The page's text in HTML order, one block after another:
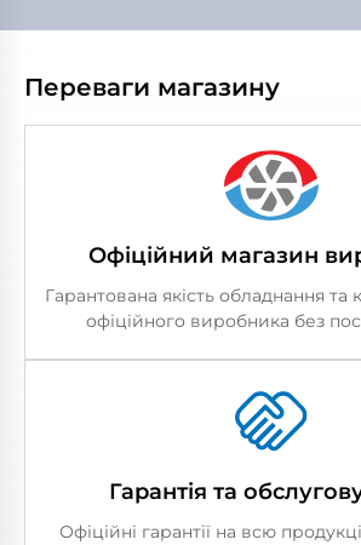
Переваги магазину
Офіційний магазин
Гарантована якість обладнання та
офіційного виробника без
Гарантія та
Офіційні гарантії на всю